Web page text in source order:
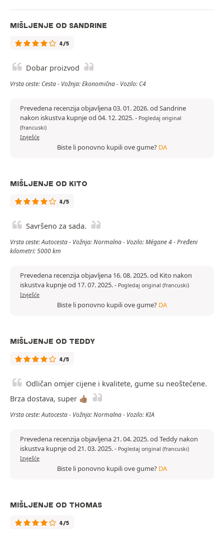
MIŠLJENJE OD SANDRINE
4/5
Dobar proizvod
Vrsta ceste: Cesta - Vožnja: Ekonomična - Vozilo: C4
Prevedena recenzija objavljena 03. 01. 2026. od Sandrine
nakon iskustva kupnje od 04. 12. 2025.- Pogledaj original
(francuski)
Izvješće
Biste li ponovno kupili ove gume? DA
MIŠLJENJE OD KITO
4/5
Savršeno za sada.
Vrsta ceste: Autocesta - Vožnja: Normalna - Vozilo: Mégane 4 - Pređeni
kilometri: 5000 km
Prevedena recenzija objavljena 16. 08. 2025. od Kito nakon
iskustva kupnje od 17. 07. 2025.- Pogledaj original (francuski)
Izvješće
Biste li ponovno kupili ove gume? DA
MIŠLJENJE OD TEDDY
4/5
Odličan omjer cijene i kvalitete, gume su neoštećene.
Brza dostava, super 👍🏽
Vrsta ceste: Autocesta - Vožnja: Normalna - Vozilo: KIA
Prevedena recenzija objavljena 21. 04. 2025. od Teddy nakon
iskustva kupnje od 21. 03. 2025.- Pogledaj original (francuski)
Izvješće
Biste li ponovno kupili ove gume? DA
MIŠLJENJE OD THOMAS
4/5